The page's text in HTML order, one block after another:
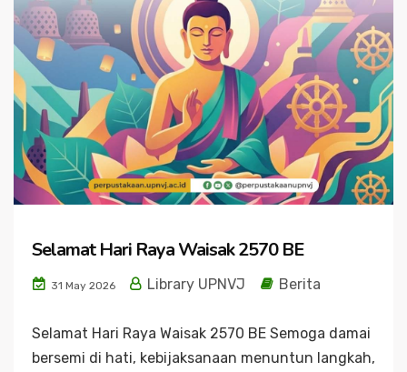
Selamat Hari Raya Waisak 2570 BE
31 May 2026 Library UPNVJ Berita
Selamat Hari Raya Waisak 2570 BE Semoga damai
bersemi di hati, kebijaksanaan menuntun langkah,